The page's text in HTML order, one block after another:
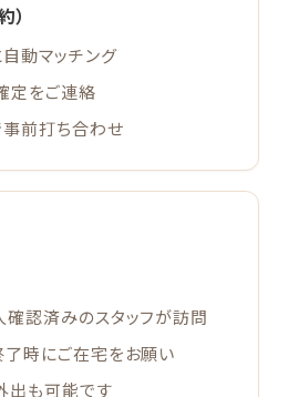
）
動マッチング
定をご連絡
事前打ち合わせ
確認済みのスタッフが訪問
時にご在宅をお願い
出も可能です